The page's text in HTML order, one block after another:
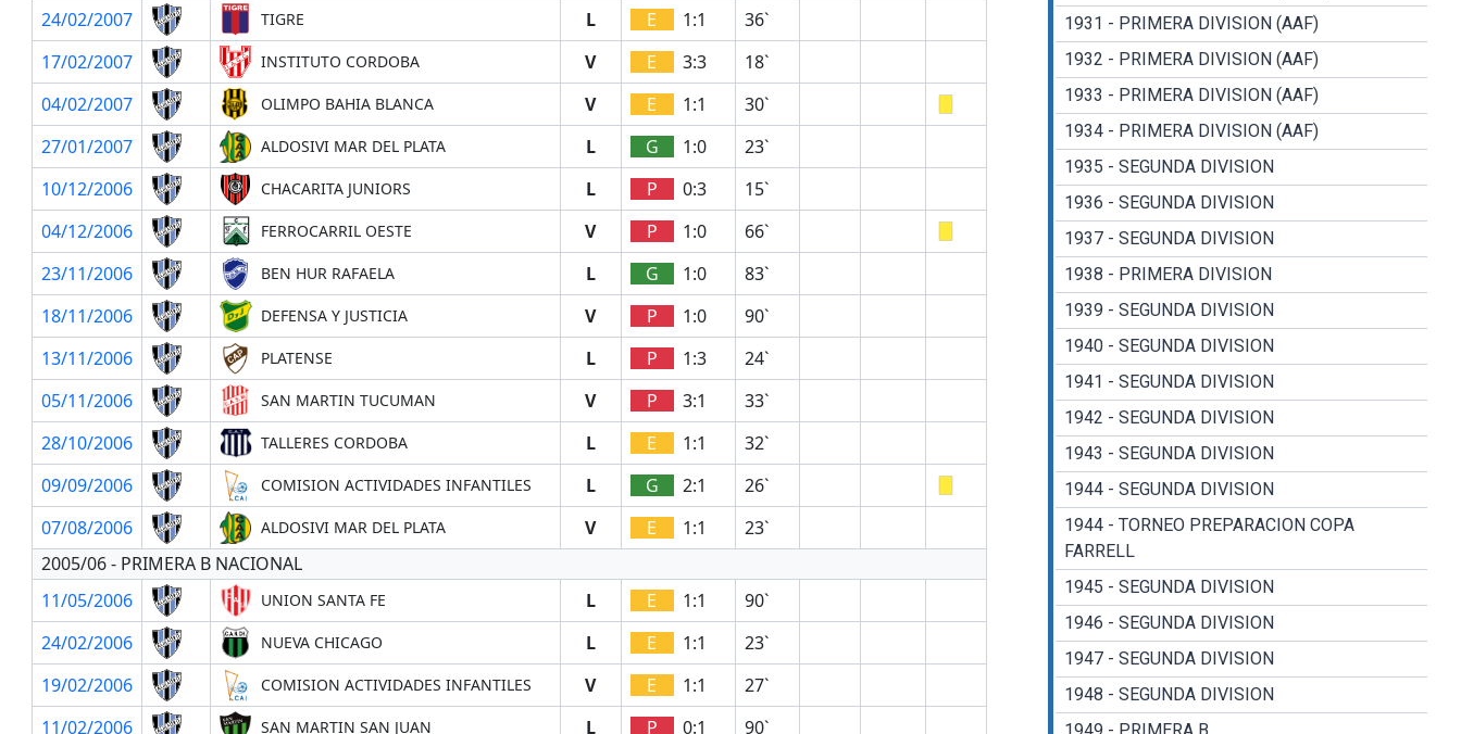
24/02/2007
TIGRE L E 1:1
36`
17/02/2007
INSTITUTO CORDOBA V E 3:3
18`
04/02/2007
OLIMPO BAHIA BLANCA V E 1:1
30`
27/01/2007
ALDOSIVI MAR DEL PLATA L G 1:0
23`
10/12/2006
CHACARITA JUNIORS L P 0:3
15`
04/12/2006
FERROCARRIL OESTE V P 1:0
66`
23/11/2006
BEN HUR RAFAELA L G 1:0
83`
18/11/2006
DEFENSA Y JUSTICIA V P 1:0
90`
13/11/2006
PLATENSE L P 1:3
24`
05/11/2006
SAN MARTIN TUCUMAN V P 3:1
33`
28/10/2006
TALLERES CORDOBA L E 1:1
32`
09/09/2006
COMISION ACTIVIDADES INFANTILES L G 2:1
26`
07/08/2006
ALDOSIVI MAR DEL PLATA V E 1:1
23`
2005/06 - PRIMERA B NACIONAL
11/05/2006
UNION SANTA FE L E 1:1
90`
24/02/2006
NUEVA CHICAGO L E 1:1
23`
19/02/2006
COMISION ACTIVIDADES INFANTILES V E 1:1
27`
11/02/2006
SAN MARTIN SAN JUAN L P 0:1
90`
1931 - PRIMERA DIVISION (AAF)
1932 - PRIMERA DIVISION (AAF)
1933 - PRIMERA DIVISION (AAF)
1934 - PRIMERA DIVISION (AAF)
1935 - SEGUNDA DIVISION
1936 - SEGUNDA DIVISION
1937 - SEGUNDA DIVISION
1938 - PRIMERA DIVISION
1939 - SEGUNDA DIVISION
1940 - SEGUNDA DIVISION
1941 - SEGUNDA DIVISION
1942 - SEGUNDA DIVISION
1943 - SEGUNDA DIVISION
1944 - SEGUNDA DIVISION
1944 - TORNEO PREPARACION COPA
FARRELL
1945 - SEGUNDA DIVISION
1946 - SEGUNDA DIVISION
1947 - SEGUNDA DIVISION
1948 - SEGUNDA DIVISION